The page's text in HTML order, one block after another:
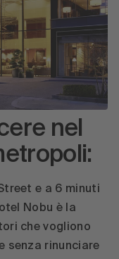
nel
e a 6 minuti
Nobu è la
che vogliono
senza rinunciare